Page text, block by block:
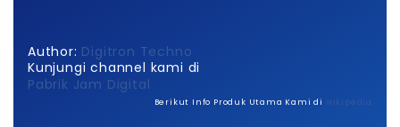
Author: Digitron Techno
Kunjungi channel kami di
Pabrik Jam Digital
Berikut Info Produk Utama Kami di wikipedia